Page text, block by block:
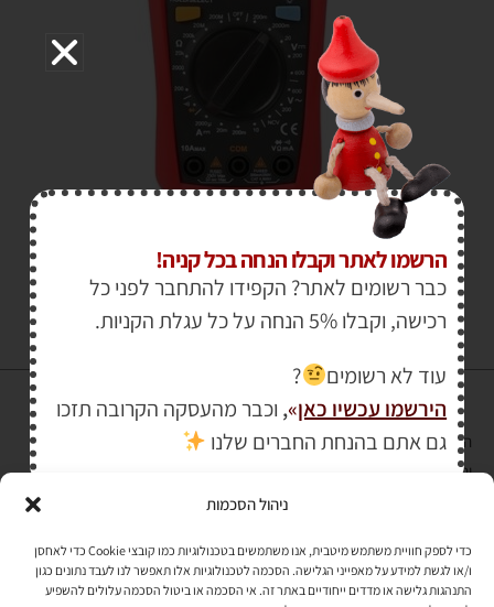
ניהול הסכמות
כדי לספק חוויית משתמש מיטבית, אנו משתמשים בטכנולוגיות כמו קובצי Cookie כדי לאחסן
ו/או לגשת למידע על מאפייני הגלישה. הסכמה לטכנולוגיות אלו תאפשר לנו לעבד נתונים כגון
התנהגות גלישה או מדדים ייחודיים באתר זה. אי הסכמה או ביטול הסכמה עלולים להשפיע
והעומד בתקן אבטחה PCI DSS Level-1
לתקנון האתר»
הרשמו לאתר וקבלו הנחה בכל קניה!
כבר רשומים לאתר? הקפידו להתחבר לפני כל
רכישה, וקבלו 5% הנחה על כל עגלת הקניות.
עוד לא רשומים
?
הירשמו עכשיו כאן»
, וכבר מהעסקה הקרובה תזכו
גם אתם בהנחת החברים שלנו